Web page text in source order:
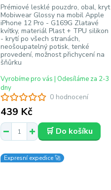
0 hodnocení
Prémiové lesklé pouzdro, obal, kryt
Mobiwear Glossy na mobil Apple
iPhone 12 Pro - G169G Zlatavé
kvítky, materiál Plast + TPU silikon
- krytí po všech stranách,
neošoupatelný potisk, tenké
provedení, možnost přichycení na
šňůrku
439 Kč
Vyrobíme pro vás | Odesíláme za 2-3
dny
🛒 Do košíku
Expresní expedice 🚀